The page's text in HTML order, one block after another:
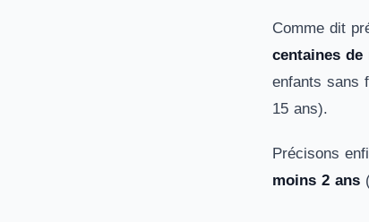
Comme dit
centaines de
enfants sans
15 ans).
Précisons
moins 2 ans